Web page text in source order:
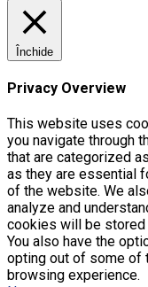
Închide
Privacy Overview
This website uses
you navigate through
that are categorized
as they are essential
of the website. We
analyze and
cookies will be stored
You also have the
opting out of some of
browsing experience.